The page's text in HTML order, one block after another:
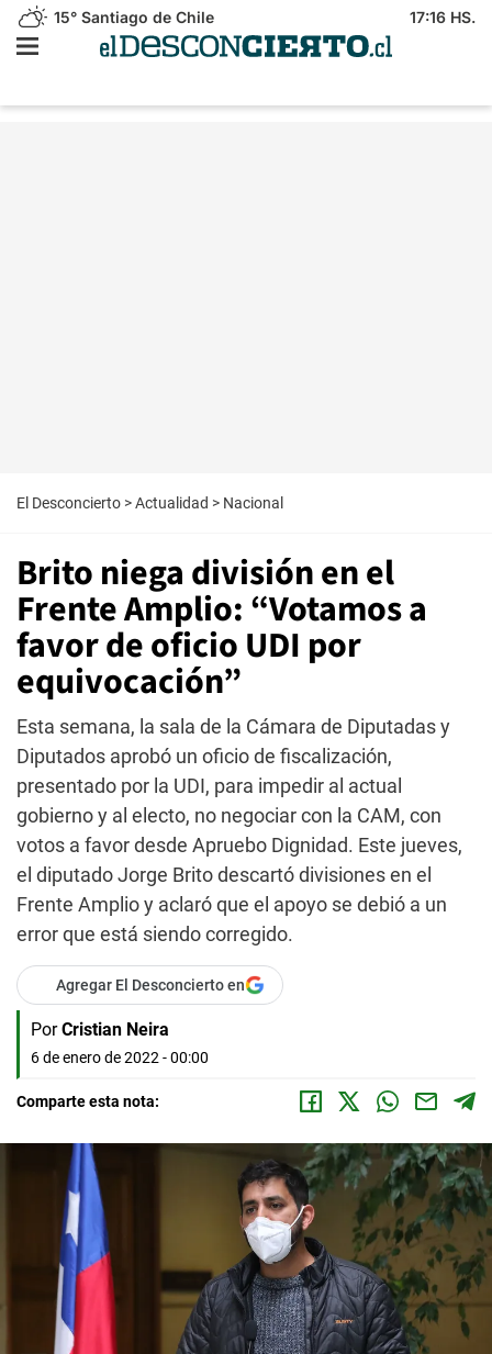
15° Santiago de Chile 17:16 HS.
El Desconcierto >Actualidad > Nacional
Brito niega división en el
Frente Amplio: “Votamos a
favor de oficio UDI por
equivocación”
Esta semana, la sala de la Cámara de Diputadas y
Diputados aprobó un oficio de fiscalización,
presentado por la UDI, para impedir al actual
gobierno y al electo, no negociar con la CAM, con
votos a favor desde Apruebo Dignidad. Este jueves,
el diputado Jorge Brito descartó divisiones en el
Frente Amplio y aclaró que el apoyo se debió a un
error que está siendo corregido.
Agregar El Desconcierto en
Por Cristian Neira
6 de enero de 2022 - 00:00
Comparte esta nota: